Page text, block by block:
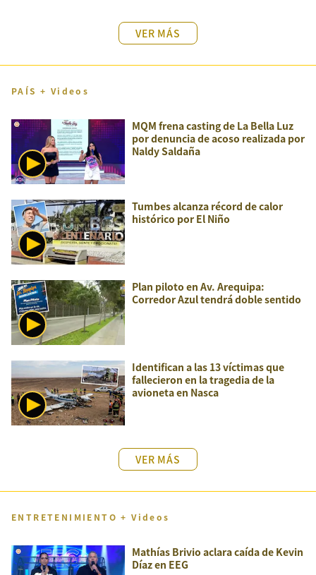
VER MÁS
PAÍS + Videos
MQM frena casting de La Bella Luz
por denuncia de acoso realizada por
Naldy Saldaña
Tumbes alcanza récord de calor
histórico por El Niño
Plan piloto en Av. Arequipa:
Corredor Azul tendrá doble sentido
Identifican a las 13 víctimas que
fallecieron en la tragedia de la
avioneta en Nasca
VER MÁS
ENTRETENIMIENTO + Videos
Mathías Brivio aclara caída de Kevin
Díaz en EEG